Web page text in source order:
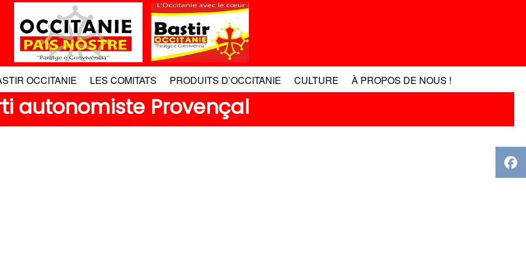
OCCITANIE LES COMITATS PRODUITS D’OCCITANIE CULTURE À PROPOS DE NOUS !
autonomiste Provençal